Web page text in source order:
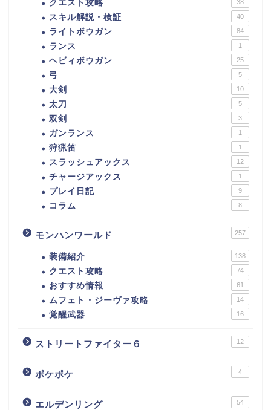
クエスト攻略 38
スキル解説・検証 40
ライトボウガン 84
ランス 1
ヘビィボウガン 25
弓 5
大剣 10
太刀 5
双剣 3
ガンランス 1
狩猟笛 1
スラッシュアックス 12
チャージアックス 1
プレイ日記 9
コラム 8
モンハンワールド 257
装備紹介 138
クエスト攻略 74
おすすめ情報 61
ムフェト・ジーヴァ攻略 14
覚醒武器 16
ストリートファイター６ 12
ポケポケ 4
エルデンリング 54